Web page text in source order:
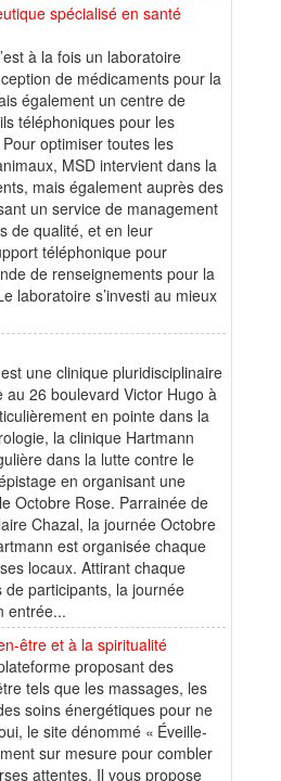
spécialisé en santé
à la fois un laboratoire
de médicaments pour la
également un centre de
téléphoniques pour les
optimiser toutes les
MSD intervient dans la
mais également auprès des
un service de management
de qualité, et en leur
téléphonique pour
de renseignements pour la
laboratoire s’investi au mieux
une clinique pluridisciplinaire
au 26 boulevard Victor Hugo à
en pointe dans la
la clinique Hartmann
dans la lutte contre le
en organisant une
Octobre Rose. Parrainée de
Chazal, la journée Octobre
est organisée chaque
locaux. Attirant chaque
participants, la journée
entrée...
être et à la spiritualité
proposant des
tels que les massages, les
soins énergétiques pour ne
le site dénommé « Éveille-
sur mesure pour combler
attentes. Il vous propose